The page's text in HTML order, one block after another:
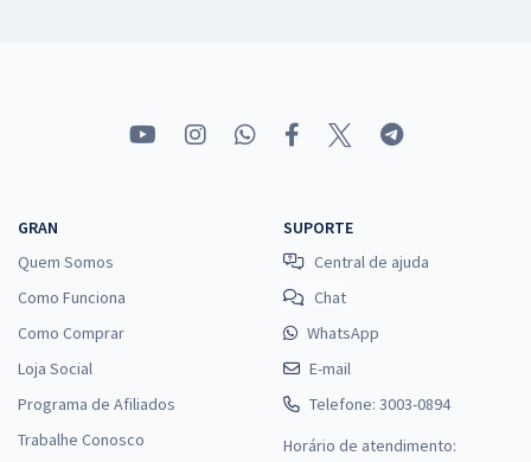
GRAN
Quem Somos
Como Funciona
Como Comprar
Loja Social
Programa de Afiliados
Trabalhe Conosco
SUPORTE
Central de ajuda
Chat
WhatsApp
E-mail
Telefone: 3003-0894
Horário de atendimento: